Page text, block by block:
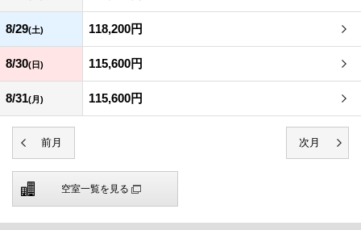
8/29(土) 118,200円
8/30(日) 115,600円
8/31(月) 115,600円
空室一覧を見る